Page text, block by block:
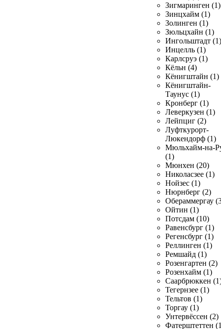
Зигмаринген (1)
Зинцхайм (1)
Золинген (1)
Зюльцхайн (1)
Ингольштадт (1)
Инцелль (1)
Карлсруэ (1)
Кёльн (4)
Кёнигштайн (1)
Кёнигштайн-
Таунус (1)
Кронберг (1)
Леверкузен (1)
Лейпциг (2)
Луфткурорт-
Люкендорф (1)
Мюльхайм-на-
(1)
Мюнхен (20)
Николасзее (1)
Нойзес (1)
Нюрнберг (2)
Обераммергау
Ойтин (1)
Потсдам (10)
Равенсбург (1)
Регенсбург (1)
Реллинген (1)
Ремшайд (1)
Розенгартен (2)
Розенхайм (1)
Саарбрюккен
Тегернзее (1)
Тельтов (1)
Торгау (1)
Унтервёссен (2)
Фатерштеттен